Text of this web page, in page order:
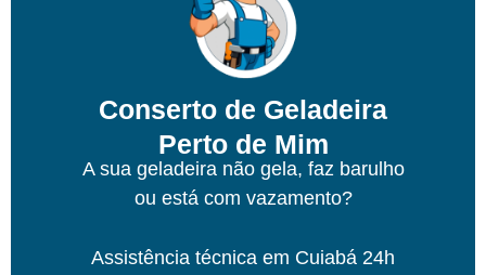
Conserto de Geladeira
Perto de Mim
A sua geladeira não gela, faz barulho
ou está com vazamento?
Assistência técnica em Cuiabá 24h